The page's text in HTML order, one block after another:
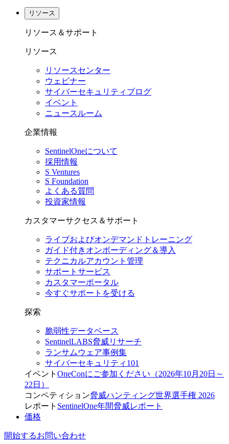
リソース
リソース＆サポート
リソース
リソースセンター
ウェビナー
サイバーセキュリティブログ
イベント
ニュースルーム
企業情報
SentinelOneについて
採用情報
S Ventures
S Foundation
よくある質問
投資家情報
カスタマーサクセス＆サポート
ライブおよびオンデマンドトレーニング
ガイド付きオンボーディング＆導入
テクニカルアカウント管理
サポートサービス
カスタマーポータル
今すぐサポートを受ける
探索
脆弱性データベース
SentinelLABS脅威リサーチ
ランサムウェア事例集
サイバーセキュリティ101
イベント OneConにご参加ください（2026年10月20日～
22日）
コンペティション脅威ハンティング世界選手権 2026
レポート SentinelOne年間脅威レポート
価格
開始するお問い合わせ